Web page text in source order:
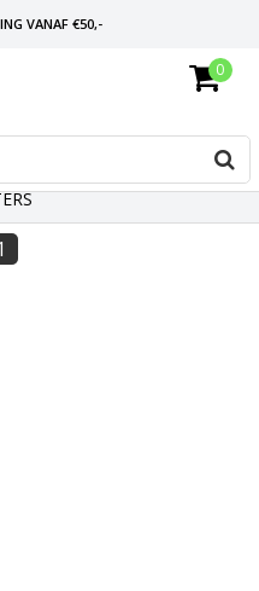
VANAF €50,-
DAGEN BEDENKTIJD
0